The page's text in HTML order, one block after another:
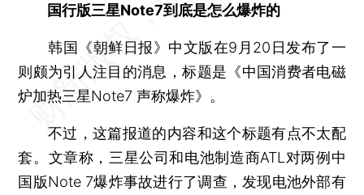
国行版三星Note7到底是怎么爆炸的
韩国《朝鲜日报》中文版在9月20日发布了一
则颇为引人注目的消息，标题是《中国消费者电磁
炉加热三星Note7 声称爆炸》。
不过，这篇报道的内容和这个标题有点不太配
套。文章称，三星公司和电池制造商ATL对两例中
国版Note 7爆炸事故进行了调查，发现电池外部有